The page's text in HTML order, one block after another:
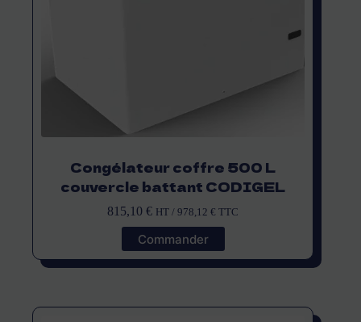
Congélateur coffre 500 L
couvercle battant CODIGEL
815,10€ HT /978,12€ TTC
Commander